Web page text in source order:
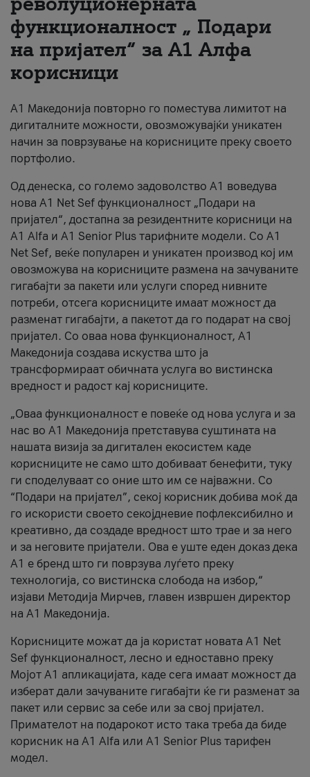
За нас
#ПодобарОнлајн
функционалност „ Подари
на пријател“ за А1 Алфа
корисници
А1 Македонија повторно го поместува лимитот на
дигиталните можности, овозможувајќи уникатен
начин за поврзување на корисниците преку своето
портфолио.
Од денеска, со големо задоволство А1 воведува
нова A1 Net Sef функционалност „Подари на
пријател“, достапна за резидентните корисници на
А1 Alfa и A1 Senior Plus тарифните модели. Со A1
Net Sef, веќе популарен и уникатен производ кој им
овозможува на корисниците размена на зачуваните
гигабајти за пакети или услуги според нивните
потреби, отсега корисниците имаат можност да
разменат гигабајти, а пакетот да го подарат на свој
пријател. Со оваа нова функционалност, А1
Македонија создава искуства што ја
трансформираат обичната услуга во вистинска
вредност и радост кај корисниците.
„Оваа функционалност е повеќе од нова услуга и за
нас во А1 Македонија претставува суштината на
нашата визија за дигитален екосистем каде
корисниците не само што добиваат бенефити, туку
ги споделуваат со оние што им се најважни. Со
“Подари на пријател”, секој корисник добива моќ да
го искористи своето секојдневие пофлексибилно и
креативно, да создаде вредност што трае и за него
и за неговите пријатели. Ова е уште еден доказ дека
А1 е бренд што ги поврзува луѓето преку
технологија, со вистинска слобода на избор,“
изјави Методија Мирчев, главен извршен директор
на А1 Македонија.
Корисниците можат да ја користат новата А1 Net
Sef функционалност, лесно и едноставно преку
Мојот А1 апликацијата, каде сега имаат можност да
изберат дали зачуваните гигабајти ќе ги разменат за
пакет или сервис за себе или за свој пријател.
Примателот на подарокот исто така треба да биде
корисник на А1 Alfa или A1 Senior Plus тарифен
модел.